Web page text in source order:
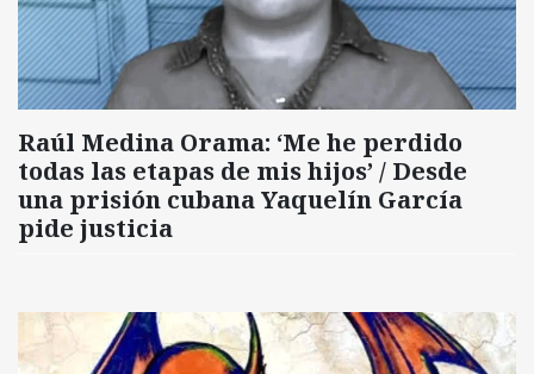
Raúl Medina Orama: ‘Me he perdido
todas las etapas de mis hijos’ / Desde
una prisión cubana Yaquelín García
pide justicia